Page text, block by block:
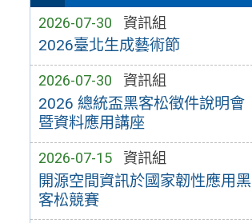
2026-07-30 資訊組
2026臺北生成藝術節
2026-07-30 資訊組
2026 總統盃黑客松徵件說明會
暨資料應用講座
2026-07-15 資訊組
開源空間資訊於國家韌性應用黑
客松競賽